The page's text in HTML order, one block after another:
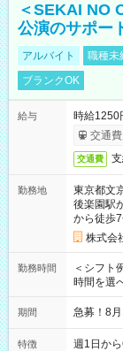
＜SEKAI NO
公演のサポー
アルバイト 職種未
ブランクOK
給与
時給1250
交通
交通費
勤務地
東京都文
後楽園駅
から徒歩
株式会
勤務時間
＜シフト例＞
時間を選
期間 急募！8
特徴 週1日か